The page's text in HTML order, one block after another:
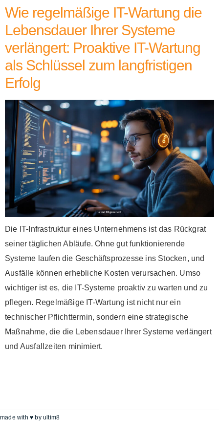
Wie regelmäßige IT-Wartung die
Lebensdauer Ihrer Systeme
verlängert: Proaktive IT-Wartung
als Schlüssel zum langfristigen
Erfolg
Die IT-Infrastruktur eines Unternehmens ist das Rückgrat
seiner täglichen Abläufe. Ohne gut funktionierende
Systeme laufen die Geschäftsprozesse ins Stocken, und
Ausfälle können erhebliche Kosten verursachen. Umso
wichtiger ist es, die IT-Systeme proaktiv zu warten und zu
pflegen. Regelmäßige IT-Wartung ist nicht nur ein
technischer Pflichttermin, sondern eine strategische
Maßnahme, die die Lebensdauer Ihrer Systeme verlängert
und Ausfallzeiten minimiert.
made with ♥ by ultim8